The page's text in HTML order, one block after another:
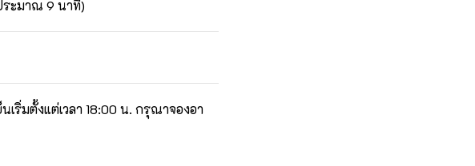
ระมาณ 9 นาที)
เริ่มตั้งแต่เวลา 18:00 น. กรุณาจองอา